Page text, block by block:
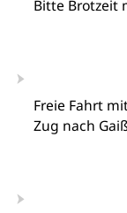
Bitte Brotzeit
Freie Fahrt
Zug nach